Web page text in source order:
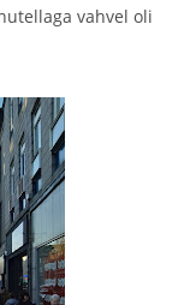
vahvel oli